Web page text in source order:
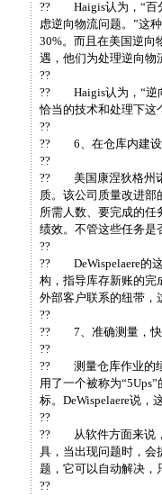
?? Haigis认为，“百分
虑逆向物流问题。”这
30%。而且在美国逆向
遇，他们为处理逆向物
??
?? Haigis认为，“逆向
恰当的技术和处理下这
??
?? 6、在仓库内建设
??
?? 美国康涅狄格州诺
质。该公司质量改进部
所需人数、要完成的任
绩效。不管这些任务是
??
?? DeWispelaere的这
构，指导库存新账的完
外部客户联系的纽带，
??
?? 7、准确测量，快
??
?? 测量仓库作业的绩
用了一个被称为
标。DeWispelaere说
??
?? 从软件方面来说，
具，当出现问题时，会
题，它可以自动解决，
??